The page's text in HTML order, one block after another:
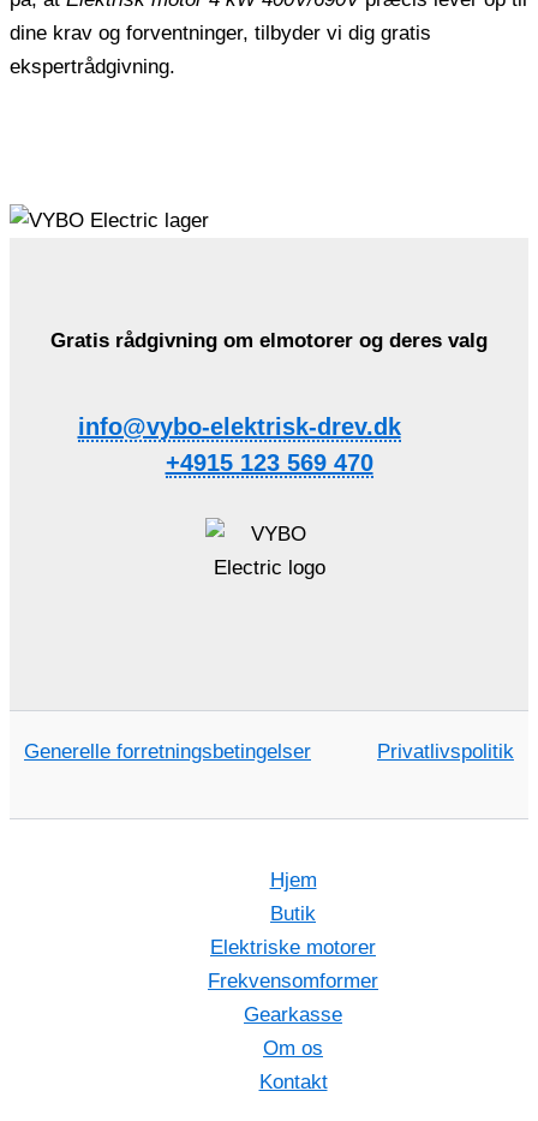
dine krav og forventninger, tilbyder vi dig gratis
ekspertrådgivning.
Gratis rådgivning om elmotorer og deres valg
info@vybo-elektrisk-drev.dk
+4915 123 569 470
Generelle forretningsbetingelser Privatlivspolitik
Hjem
Butik
Elektriske motorer
Frekvensomformer
Gearkasse
Om os
Kontakt